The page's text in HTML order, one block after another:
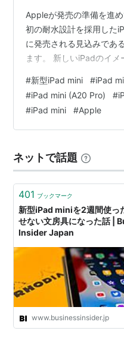
Appleが発売の準備を進
初の耐水設計を採用した
に発売される見込みであ
ます。 新しいiPadのイ
#新型iPad mini #iPad
#iPad mini (A20 Pro) #
#iPad mini #Apple
ネットで話題
401 ブックマーク
新型iPad miniを2週間使っ
せない文房具になった話 |
Insider Japan
www.businessinsider.jp